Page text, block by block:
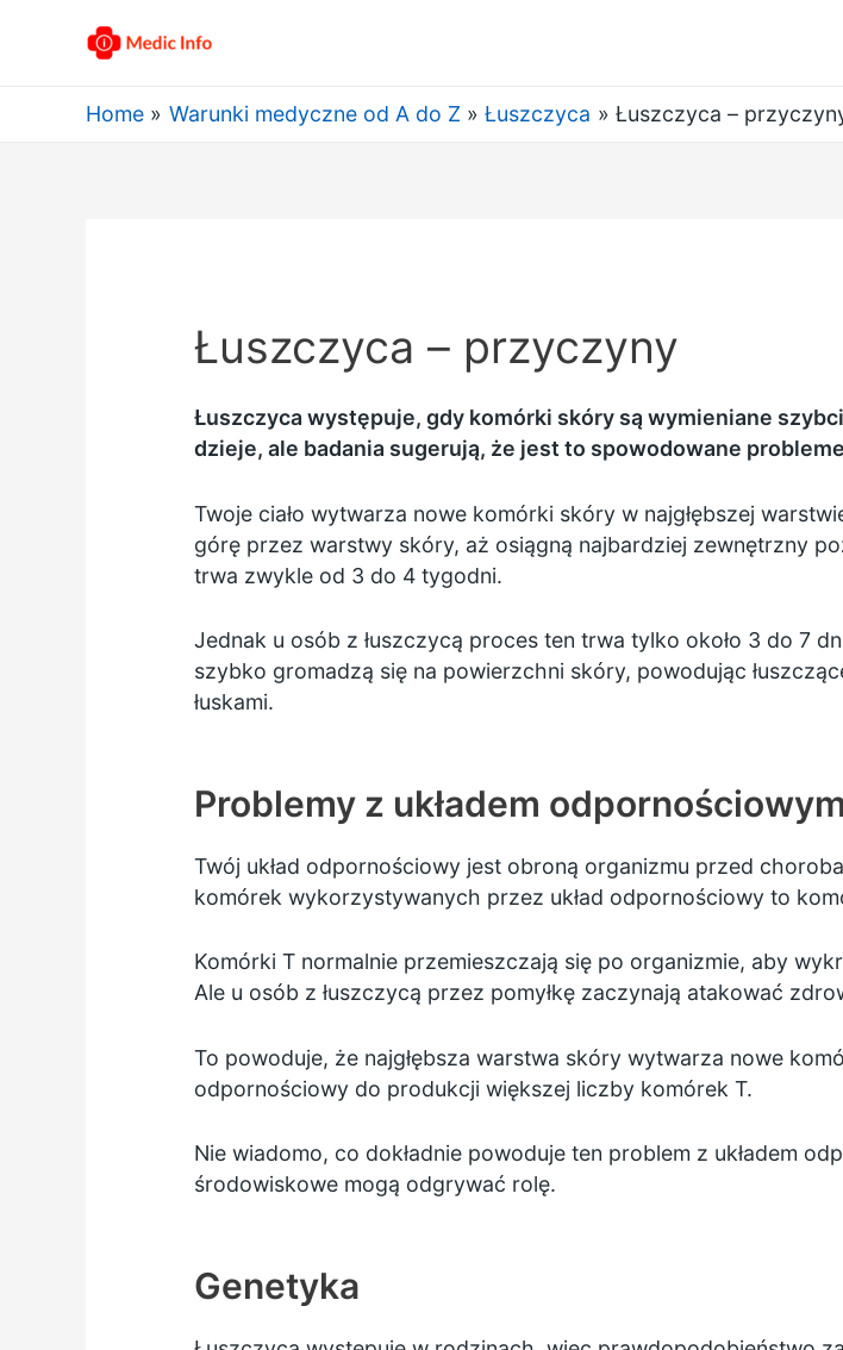
Home Warunki medyczne od A do Z Łuszczyca Łuszczyca –
Łuszczyca – przyczyny
Łuszczyca występuje, gdy komórki skóry są wymieniane
dzieje, ale badania sugerują, że jest to spowodowane
Twoje ciało wytwarza nowe komórki skóry w najgłębszej
górę przez warstwy skóry, aż osiągną najbardziej zewnętrzny
trwa zwykle od 3 do 4 tygodni.
Jednak u osób z łuszczycą proces ten trwa tylko około 3 do 7
szybko gromadzą się na powierzchni skóry, powodując
łuskami.
Problemy z układem odpornościowym
Twój układ odpornościowy jest obroną organizmu przed
komórek wykorzystywanych przez układ odpornościowy to
Komórki T normalnie przemieszczają się po organizmie, aby
Ale u osób z łuszczycą przez pomyłkę zaczynają atakować
To powoduje, że najgłębsza warstwa skóry wytwarza nowe
odpornościowy do produkcji większej liczby komórek T.
Nie wiadomo, co dokładnie powoduje ten problem z układem
środowiskowe mogą odgrywać rolę.
Genetyka